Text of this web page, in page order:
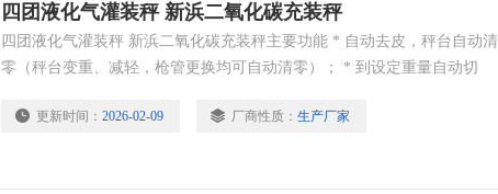
四团液化气灌装秤 新浜二氧化碳充装秤
四团液化气灌装秤 新浜二氧化碳充装秤主要功能 * 自动去皮，秤台自动清
零（秤台变重、减轻，枪管更换均可自动清零）； * 到设定重量自动切
根据用户的充装方式选定不同的充装模式；
更新时间： 2026-02-09 厂商性质： 生产厂家